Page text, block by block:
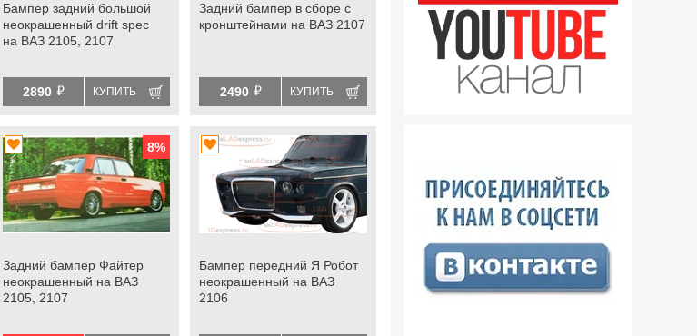
Бампер задний большой
неокрашенный drift spec
на ВАЗ 2105, 2107
2890 й КУПИТЬ
Задний бампер в сборе с
кронштейнами на ВАЗ 2107
2490 й КУПИТЬ
8%
Задний бампер Файтер
неокрашенный на ВАЗ
2105, 2107
Бампер передний Я Робот
неокрашенный на ВАЗ
2106